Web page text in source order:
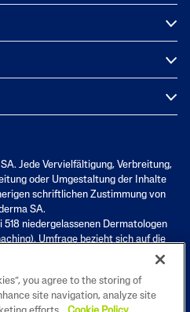
Jede Vervielfältigung, Verbreitung,
oder Umgestaltung der Inhalte
schriftlichen Zustimmung von
SA.
niedergelassenen Dermatologen
Umfrage bezieht sich auf die
you agree to the storing of
site navigation, analyze site